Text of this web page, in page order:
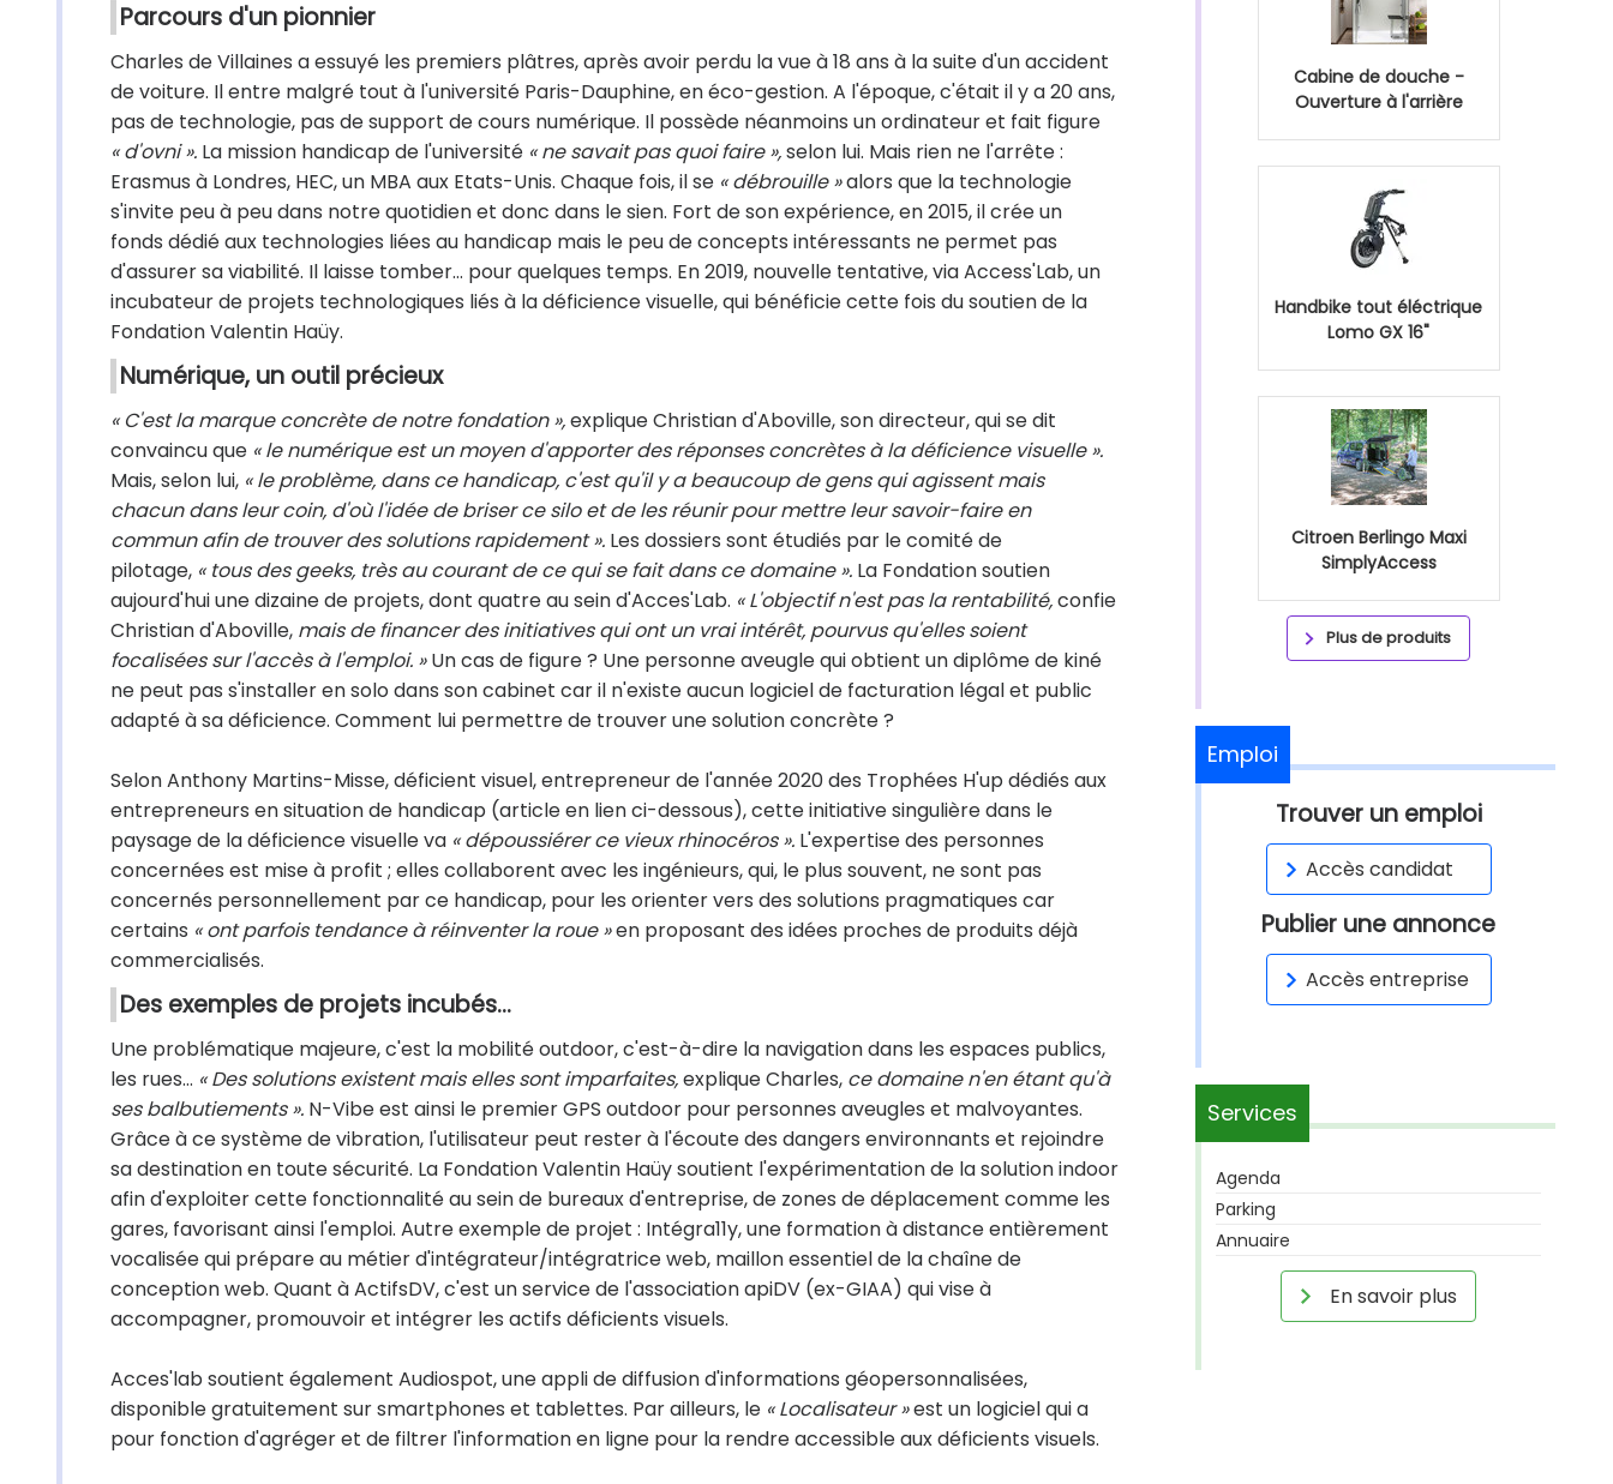
Parcours d'un pionnier
Charles de Villaines a essuyé les premiers plâtres, après avoir perdu la vue à 18 ans à la suite d'un accident
de voiture. Il entre malgré tout à l'université Paris-Dauphine, en éco-gestion. A l'époque, c'était il y a 20 ans,
pas de technologie, pas de support de cours numérique. Il possède néanmoins un ordinateur et fait figure
« d'ovni ». La mission handicap de l'université « ne savait pas quoi faire »,selon lui. Mais rien ne l'arrête :
Erasmus à Londres, HEC, un MBA aux Etats-Unis. Chaque fois, il se « débrouille »alors que la technologie
s'invite peu à peu dans notre quotidien et donc dans le sien. Fort de son expérience, en 2015, il crée un
fonds dédié aux technologies liées au handicap mais le peu de concepts intéressants ne permet pas
d'assurer sa viabilité. Il laisse tomber… pour quelques temps. En 2019, nouvelle tentative, via Access'Lab, un
incubateur de projets technologiques liés à la déficience visuelle, qui bénéficie cette fois du soutien de la
Fondation Valentin Haüy.
Numérique, un outil précieux
« C'est la marque concrète de notre fondation »,explique Christian d'Aboville, son directeur, qui se dit
convaincu que « le numérique est un moyen d'apporter des réponses concrètes à la déficience visuelle ».
Mais, selon lui, « le problème, dans ce handicap, c'est qu'il y a beaucoup de gens qui agissent mais
chacun dans leur coin, d'où l'idée de briser ce silo et de les réunir pour mettre leur savoir-faire en
commun afin de trouver des solutions rapidement ». Les dossiers sont étudiés par le comité de
pilotage, « tous des geeks, très au courant de ce qui se fait dans ce domaine ». La Fondation soutien
aujourd'hui une dizaine de projets, dont quatre au sein d'Acces'Lab. « L'objectif n'est pas la rentabilité,confie
Christian d'Aboville, mais de financer des initiatives qui ont un vrai intérêt, pourvus qu'elles soient
focalisées sur l'accès à l'emploi. »Un cas de figure ? Une personne aveugle qui obtient un diplôme de kiné
ne peut pas s'installer en solo dans son cabinet car il n'existe aucun logiciel de facturation légal et public
adapté à sa déficience. Comment lui permettre de trouver une solution concrète ?
Selon Anthony Martins-Misse, déficient visuel, entrepreneur de l'année 2020 des Trophées H'up dédiés aux
entrepreneurs en situation de handicap (article en lien ci-dessous), cette initiative singulière dans le
paysage de la déficience visuelle va « dépoussiérer ce vieux rhinocéros ». L'expertise des personnes
concernées est mise à profit ; elles collaborent avec les ingénieurs, qui, le plus souvent, ne sont pas
concernés personnellement par ce handicap, pour les orienter vers des solutions pragmatiques car
certains « ont parfois tendance à réinventer la roue »en proposant des idées proches de produits déjà
commercialisés.
Des exemples de projets incubés…
Une problématique majeure, c'est la mobilité outdoor, c'est-à-dire la navigation dans les espaces publics,
les rues… « Des solutions existent mais elles sont imparfaites,explique Charles, ce domaine n'en étant qu'à
ses balbutiements ». N-Vibe est ainsi le premier GPS outdoor pour personnes aveugles et malvoyantes.
Grâce à ce système de vibration, l'utilisateur peut rester à l'écoute des dangers environnants et rejoindre
sa destination en toute sécurité. La Fondation Valentin Haüy soutient l'expérimentation de la solution indoor
afin d'exploiter cette fonctionnalité au sein de bureaux d'entreprise, de zones de déplacement comme les
gares, favorisant ainsi l'emploi. Autre exemple de projet : Intégra11y, une formation à distance entièrement
vocalisée qui prépare au métier d'intégrateur/intégratrice web, maillon essentiel de la chaîne de
conception web. Quant à ActifsDV, c'est un service de l'association apiDV (ex-GIAA) qui vise à
accompagner, promouvoir et intégrer les actifs déficients visuels.
Acces'lab soutient également Audiospot, une appli de diffusion d'informations géopersonnalisées,
disponible gratuitement sur smartphones et tablettes. Par ailleurs, le « Localisateur »est un logiciel qui a
pour fonction d'agréger et de filtrer l'information en ligne pour la rendre accessible aux déficients visuels.
Cabine de douche -
Ouverture à l'arrière
Handbike tout éléctrique
Lomo GX 16"
Citroen Berlingo Maxi
SimplyAccess
Plus de produits
Emploi
Trouver un emploi
Accès candidat
Publier une annonce
Accès entreprise
Services
Agenda
Parking
Annuaire
En savoir plus